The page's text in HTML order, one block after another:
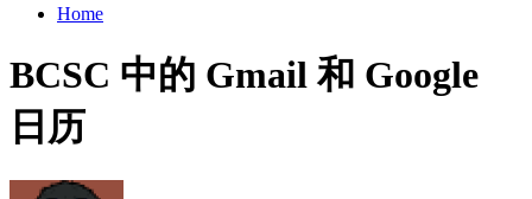
Home
BCSC 中的 Gmail 和 Google
日历